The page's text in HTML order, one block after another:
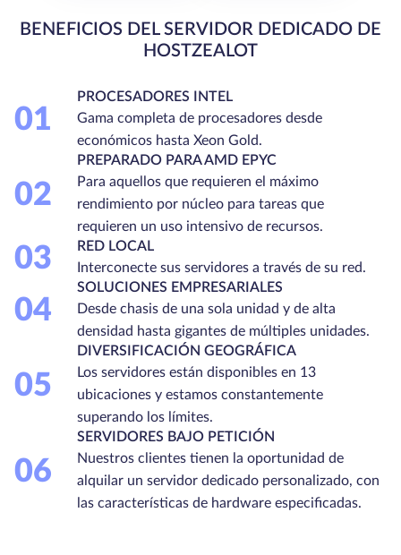
BENEFICIOS DEL SERVIDOR DEDICADO DE
HOSTZEALOT
01
PROCESADORES INTEL
Gama completa de procesadores desde
económicos hasta Xeon Gold.
02
PREPARADO PARA AMD EPYC
Para aquellos que requieren el máximo
rendimiento por núcleo para tareas que
requieren un uso intensivo de recursos.
03
RED LOCAL
Interconecte sus servidores a través de su red.
04
SOLUCIONES EMPRESARIALES
Desde chasis de una sola unidad y de alta
densidad hasta gigantes de múltiples unidades.
05
DIVERSIFICACIÓN GEOGRÁFICA
Los servidores están disponibles en 13
ubicaciones y estamos constantemente
superando los límites.
06
SERVIDORES BAJO PETICIÓN
Nuestros clientes tienen la oportunidad de
alquilar un servidor dedicado personalizado, con
las características de hardware especificadas.